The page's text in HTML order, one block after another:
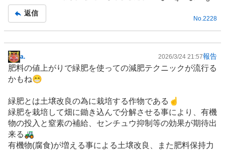
事
返信
No. 2228
掲
示
板
事
a. 2026/3/24 21:57報告
肥料の値上がりで緑肥を使っての減肥テクニックが流行る
かもね😁
緑肥とは土壌改良の為に栽培する作物である☝️
緑肥を栽培して畑に鋤き込んで分解させる事により、有機
物の投入と窒素の補給、センチュウ抑制等の効果が期待出
来る🚜
有機物(腐食)が増える事による土壌改良、また肥料保持力